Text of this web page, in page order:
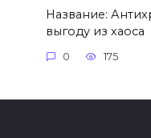
Название:
выгоду из хаоса
0 175